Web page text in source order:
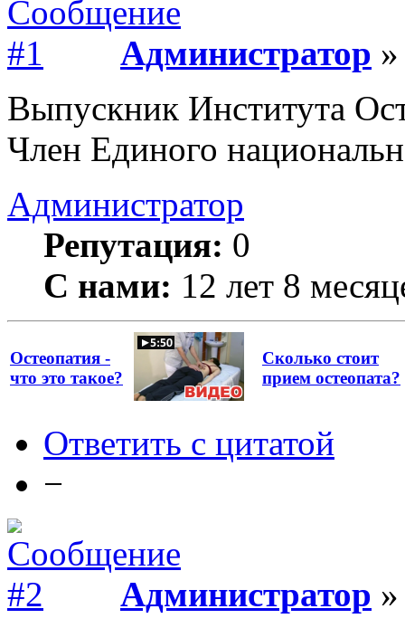
Администратор
Выпускник Института
Член Единого
Администратор
Репутация: 0
С нами: 12 лет 8
Остеопатия -
что это такое?
Сколько стоит
прием остеопата?
Ответить с цитатой
−
Администратор